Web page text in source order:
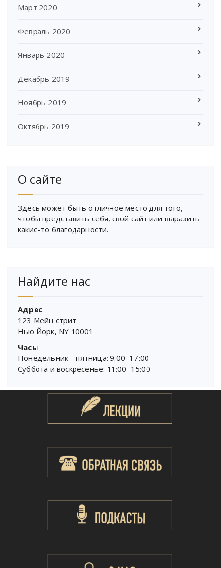
Март 2020
Февраль 2020
Январь 2020
Декабрь 2019
Ноябрь 2019
Октябрь 2019
О сайте
Здесь может быть отличное место для того,
чтобы представить себя, свой сайт или выразить
какие-то благодарности.
Найдите нас
Адрес
123 Мейн стрит
Нью Йорк, NY 10001
Часы
Понедельник—пятница: 9:00–17:00
Суббота и воскресенье: 11:00–15:00